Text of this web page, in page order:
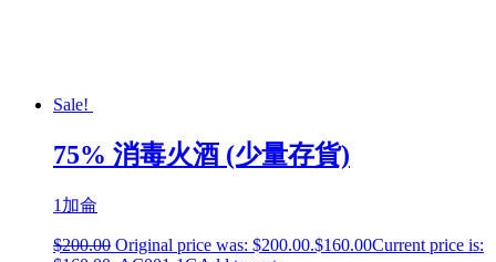
Sale!
75% 消毒火酒 (少量存貨)
1加侖
$200.00 Original price was: $200.00.$160.00Current price is: